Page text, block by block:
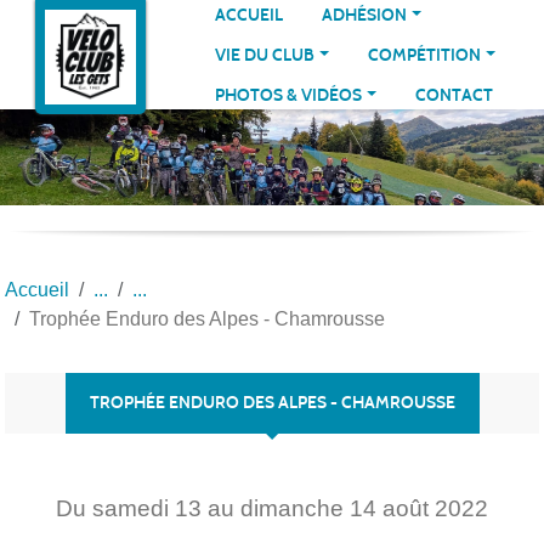
ACCUEIL
ADHÉSION
VIE DU CLUB
COMPÉTITION
PHOTOS & VIDÉOS
CONTACT
Accueil
Trophée Enduro des Alpes - Chamrousse
TROPHÉE ENDURO DES ALPES - CHAMROUSSE
Du samedi 13 au dimanche 14 août 2022
Panneau de gestion des cookies